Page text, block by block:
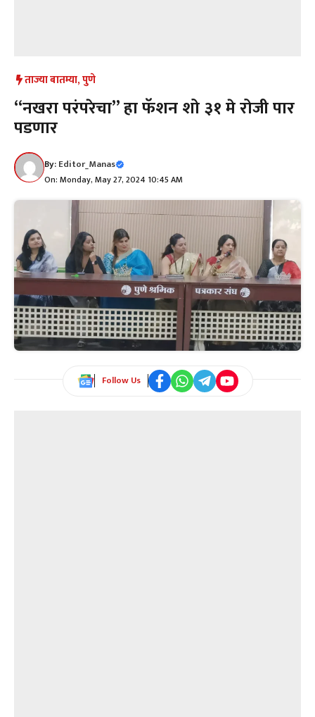
ताज्या बातम्या,पुणे
“नखरा परंपरेचा” हा फॅशन शो ३१ मे रोजी पार
पडणार
By:Editor_Manas
On: Monday, May 27, 2024 10:45 AM
Follow Us